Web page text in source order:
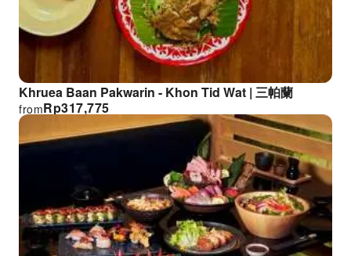
Khruea Baan Pakwarin - Khon Tid Wat | 三帕蘭
Rp317,775
from